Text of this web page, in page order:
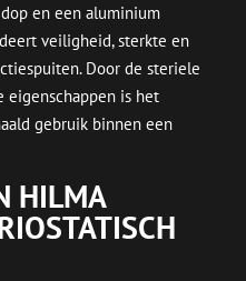
en een aluminium
veiligheid, sterkte en
Door de steriele
eigenschappen is het
gebruik binnen een
HILMA